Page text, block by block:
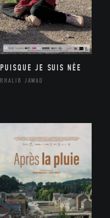
PUISQUE JE SUIS NÉE
RHALIB JAWAD